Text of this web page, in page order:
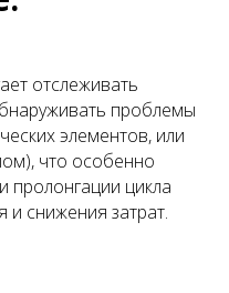
отслеживать
проблемы
элементов, или
что особенно
пролонгации цикла
снижения затрат.